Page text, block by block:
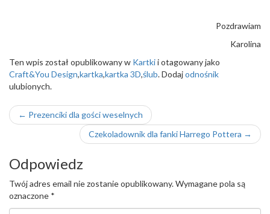
Pozdrawiam
Karolina
Ten wpis został opublikowany w Kartkii otagowany jako
Craft&You Design,kartka,kartka 3D,ślub. Dodajodnośnik
ulubionych.
Nawigacja
← Prezenciki dla gości weselnych
Czekoladownik dla fanki Harrego Pottera →
Odpowiedz
Twój adres email nie zostanie opublikowany.Wymagane pola są
oznaczone *